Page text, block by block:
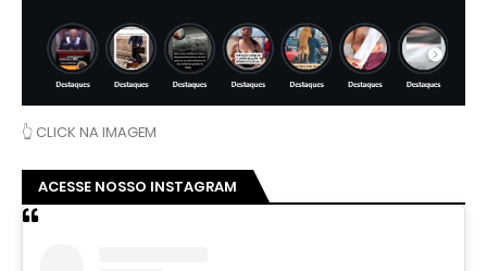
👆 CLICK NA IMAGEM
ACESSE NOSSO INSTAGRAM